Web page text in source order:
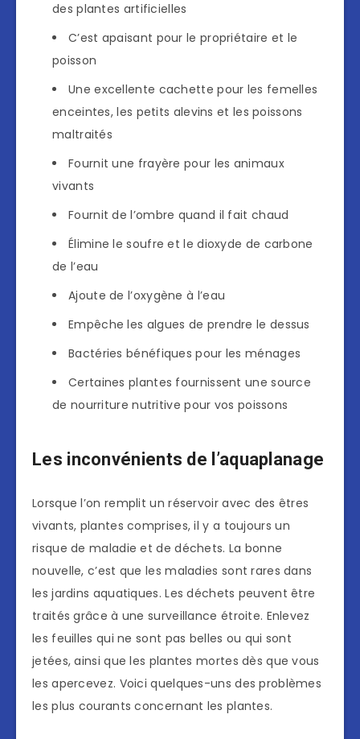
des plantes artificielles
C’est apaisant pour le propriétaire et le
poisson
Une excellente cachette pour les femelles
enceintes, les petits alevins et les poissons
maltraités
Fournit une frayère pour les animaux
vivants
Fournit de l’ombre quand il fait chaud
Élimine le soufre et le dioxyde de carbone
de l’eau
Ajoute de l’oxygène à l’eau
Empêche les algues de prendre le dessus
Bactéries bénéfiques pour les ménages
Certaines plantes fournissent une source
de nourriture nutritive pour vos poissons
Les inconvénients de l’aquaplanage
Lorsque l’on remplit un réservoir avec des êtres
vivants, plantes comprises, il y a toujours un
risque de maladie et de déchets. La bonne
nouvelle, c’est que les maladies sont rares dans
les jardins aquatiques. Les déchets peuvent être
traités grâce à une surveillance étroite. Enlevez
les feuilles qui ne sont pas belles ou qui sont
jetées, ainsi que les plantes mortes dès que vous
les apercevez. Voici quelques-uns des problèmes
les plus courants concernant les plantes.